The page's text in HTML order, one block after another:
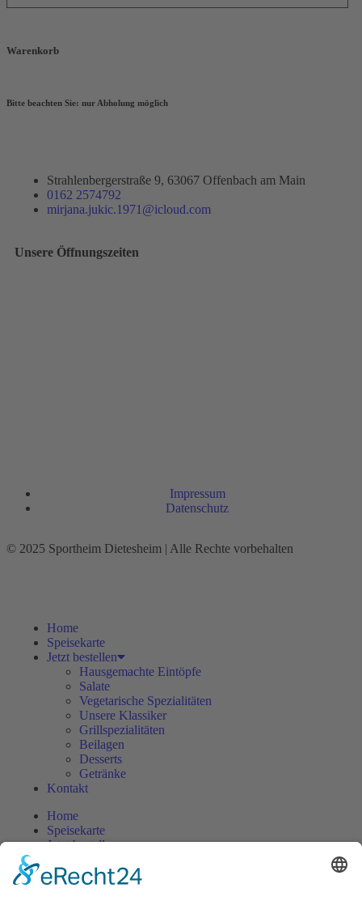
Warenkorb
Bitte beachten Sie: nur Abholung möglich
Strahlenbergerstraße 9, 63067 Offenbach am Main
0162 2574792
mirjana.jukic.1971@icloud.com
Unsere Öffnungszeiten
Impressum
Datenschutz
© 2025 Sportheim Dietesheim | Alle Rechte vorbehalten
Home
Speisekarte
Jetzt bestellen
Hausgemachte Eintöpfe
Salate
Vegetarische Spezialitäten
Unsere Klassiker
Grillspezialitäten
Beilagen
Desserts
Getränke
Kontakt
Home
Speisekarte
Jetzt bestellen
Salate
Vegetarische Spezialitäten